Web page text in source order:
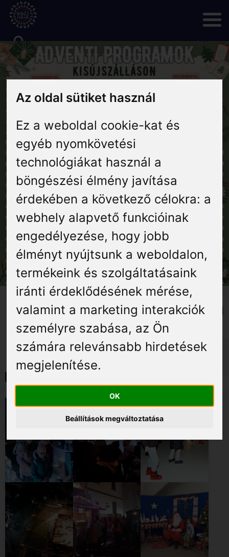
Az oldal sütiket használ
Ez a weboldal cookie-kat és
egyéb nyomkövetési
technológiákat használ a
böngészési élmény javítása
érdekében a következő célokra: a
webhely alapvető funkcióinak
engedélyezése, hogy jobb
élményt nyújtsunk a weboldalon,
termékeink és szolgáltatásaink
iránti érdeklődésének mérése,
valamint a marketing interakciók
személyre szabása, az Ön
számára relevánsabb hirdetések
megjelenítése.
OK
Beállítások megváltoztatása
Skip
content
Rólunk
Hírek
Programok
Szállás
Vendéglátás
Élmények
Gyógyuljon Kisújon
Galéria
Adventi programözön Kisújon
Képgaléria